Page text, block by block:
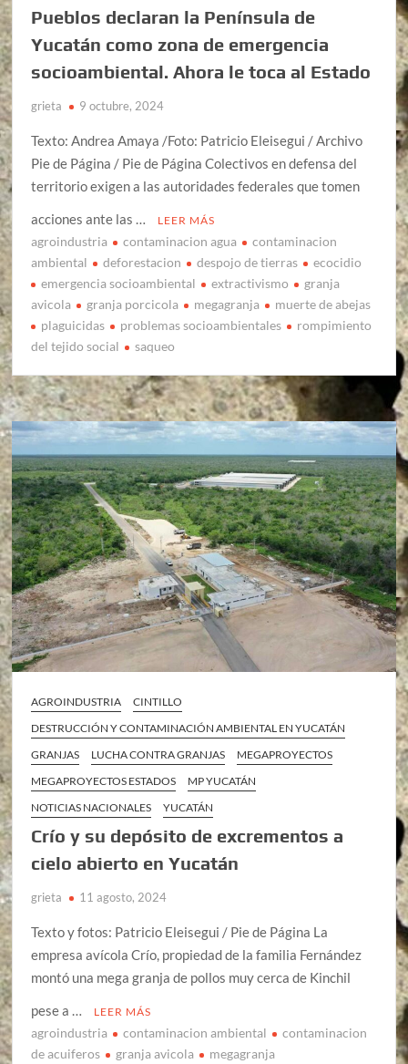
Pueblos declaran la Península de
Yucatán como zona de emergencia
socioambiental. Ahora le toca al Estado
grieta 9 octubre, 2024
Texto: Andrea Amaya /Foto: Patricio Eleisegui / Archivo
Pie de Página / Pie de Página Colectivos en defensa del
territorio exigen a las autoridades federales que tomen
acciones ante las …
LEER MÁS
agroindustria contaminacion agua
contaminacion
ambiental
deforestacion despojo de tierras
ecocidio
emergencia socioambiental
extractivismo
granja
avicola
granja porcicola megagranja
muerte de abejas
plaguicidas
problemas socioambientales
rompimiento
del tejido social
saqueo
AGROINDUSTRIA
CINTILLO
DESTRUCCIÓN Y CONTAMINACIÓN AMBIENTAL EN YUCATÁN
GRANJAS
LUCHA CONTRA GRANJAS
MEGAPROYECTOS
MEGAPROYECTOS ESTADOS
MP YUCATÁN
NOTICIAS NACIONALES
YUCATÁN
Crío y su depósito de excrementos a
cielo abierto en Yucatán
grieta 11 agosto, 2024
Texto y fotos: Patricio Eleisegui / Pie de Página La
empresa avícola Crío, propiedad de la familia Fernández
montó una mega granja de pollos muy cerca de Kinchil
pese a …
LEER MÁS
agroindustria contaminacion ambiental
contaminacion
de acuiferos
granja avicola megagranja